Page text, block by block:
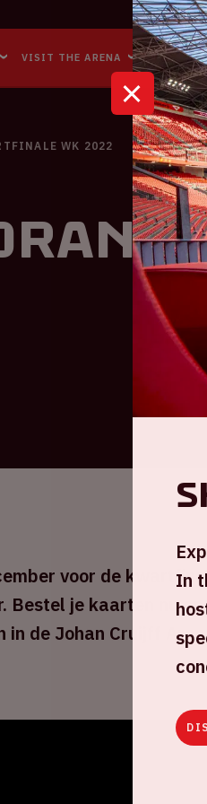
VISIT THE ARENA
WK 2022
voor de
je kaarten nu
de Johan Cruijff
In